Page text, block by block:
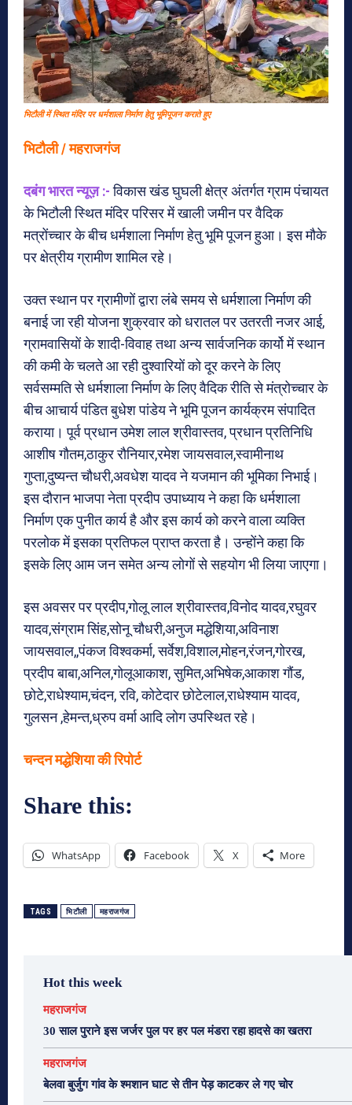
भिटौली में स्थित मंदिर पर धर्मशाला निर्माण हेतु भूमिपूजन कराते हुए
भिटौली / महराजगंज
दबंग भारत न्यूज़ :-विकास खंड घुघली क्षेत्र अंतर्गत ग्राम पंचायत
के भिटौली स्थित मंदिर परिसर में खाली जमीन पर वैदिक
मत्रोंच्चार के बीच धर्मशाला निर्माण हेतु भूमि पूजन हुआ। इस मौके
पर क्षेत्रीय ग्रामीण शामिल रहे।
उक्त स्थान पर ग्रामीणों द्वारा लंबे समय से धर्मशाला निर्माण की
बनाई जा रही योजना शुक्रवार को धरातल पर उतरती नजर आई,
ग्रामवासियों के शादी-विवाह तथा अन्य सार्वजनिक कार्यो में स्थान
की कमी के चलते आ रही दुश्वारियों को दूर करने के लिए
सर्वसम्मति से धर्मशाला निर्माण के लिए वैदिक रीति से मंत्रोच्चार के
बीच आचार्य पंडित बुधेश पांडेय ने भूमि पूजन कार्यक्रम संपादित
कराया। पूर्व प्रधान उमेश लाल श्रीवास्तव, प्रधान प्रतिनिधि
आशीष गौतम,ठाकुर रौनियार,रमेश जायसवाल,स्वामीनाथ
गुप्ता,दुष्यन्त चौधरी,अवधेश यादव ने यजमान की भूमिका निभाई।
इस दौरान भाजपा नेता प्रदीप उपाध्याय ने कहा कि धर्मशाला
निर्माण एक पुनीत कार्य है और इस कार्य को करने वाला व्यक्ति
परलोक में इसका प्रतिफल प्राप्त करता है। उन्होंने कहा कि
इसके लिए आम जन समेत अन्य लोगों से सहयोग भी लिया जाएगा।
इस अवसर पर प्रदीप,गोलू लाल श्रीवास्तव,विनोद यादव,रघुवर
यादव,संग्राम सिंह,सोनू चौधरी,अनुज मद्धेशिया,अविनाश
जायसवाल,,पंकज विश्वकर्मा, सर्वेश,विशाल,मोहन,रंजन,गोरख,
प्रदीप बाबा,अनिल,गोलूआकाश, सुमित,अभिषेक,आकाश गौंड,
छोटे,राधेश्याम,चंदन, रवि, कोटेदार छोटेलाल,राधेश्याम यादव,
गुलसन ,हेमन्त,ध्रुप वर्मा आदि लोग उपस्थित रहे।
चन्दन मद्धेशिया की रिपोर्ट
Share this:
WhatsApp Facebook X More
TAGS भिटौली महराजगंज
Hot this week
महराजगंज
30 साल पुराने इस जर्जर पुल पर हर पल मंडरा रहा हादसे का खतरा
महराजगंज
बेलवा बुर्जुग गांव के श्मशान घाट से तीन पेड़ काटकर ले गए चोर